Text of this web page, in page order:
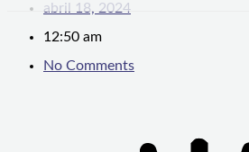
abril 18, 2024
12:50 am
No Comments